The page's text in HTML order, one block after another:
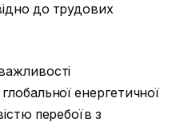
до трудових
енергетичної
перебоїв з